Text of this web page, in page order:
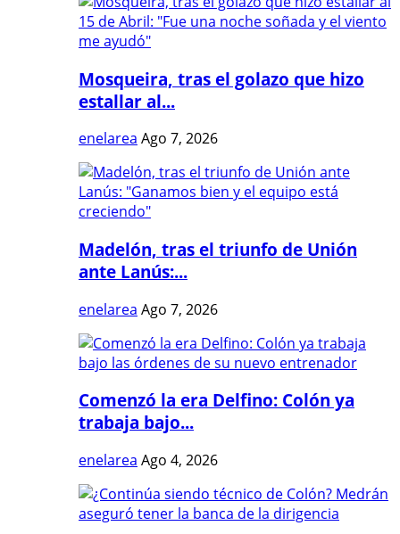
Mosqueira, tras el golazo que hizo
estallar al...
enelarea Ago 7, 2026
Madelón, tras el triunfo de Unión
ante Lanús:...
enelarea Ago 7, 2026
Comenzó la era Delfino: Colón ya
trabaja bajo...
enelarea Ago 4, 2026